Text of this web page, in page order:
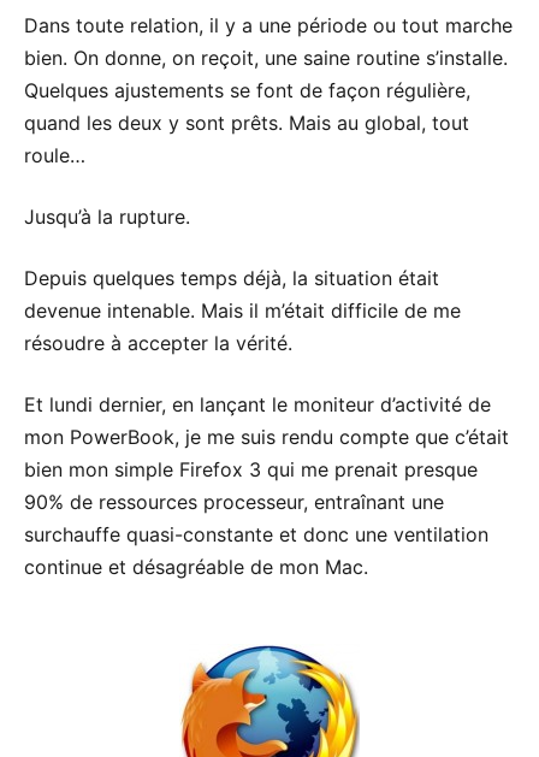
Dans toute relation, il y a une période ou tout marche
bien. On donne, on reçoit, une saine routine s’installe.
Quelques ajustements se font de façon régulière,
quand les deux y sont prêts. Mais au global, tout
roule…
Jusqu’à la rupture.
Depuis quelques temps déjà, la situation était
devenue intenable. Mais il m’était difficile de me
résoudre à accepter la vérité.
Et lundi dernier, en lançant le moniteur d’activité de
mon PowerBook, je me suis rendu compte que c’était
bien mon simple Firefox 3 qui me prenait presque
90% de ressources processeur, entraînant une
surchauffe quasi-constante et donc une ventilation
continue et désagréable de mon Mac.